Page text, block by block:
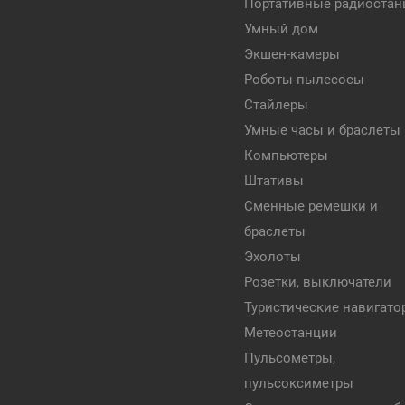
Портативные
Умный дом
Экшен-камеры
Роботы-пылесосы
Стайлеры
Умные часы и браслеты
Компьютеры
Штативы
Сменные ремешки и
браслеты
Эхолоты
Розетки, выключатели
Туристические
Метеостанции
Пульсометры,
пульсоксиметры